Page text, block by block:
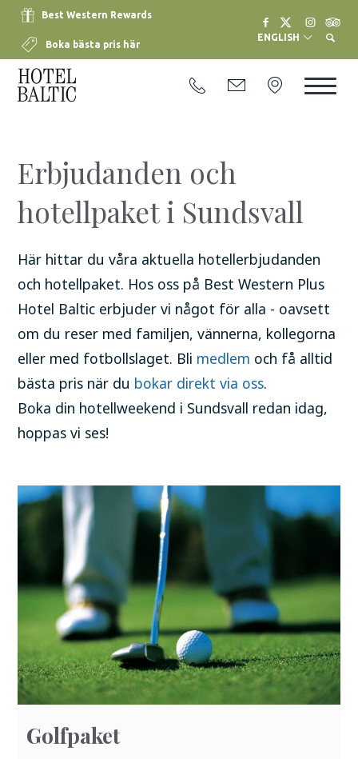
Best Western Rewards
Boka bästa pris här
ENGLISH
Erbjudanden och
hotellpaket i Sundsvall
Här hittar du våra aktuella hotellerbjudanden
och hotellpaket. Hos oss på Best Western Plus
Hotel Baltic erbjuder vi något för alla - oavsett
om du reser med familjen, vännerna, kollegorna
eller med fotbollslaget. Bli medlem och få alltid
bästa pris när du bokar direkt via oss.
Boka din hotellweekend i Sundsvall redan idag,
hoppas vi ses!
Golfpaket